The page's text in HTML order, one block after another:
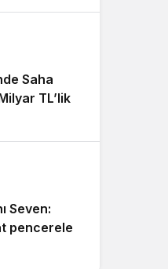
Saha
TL’lik
Seven:
pencereleri